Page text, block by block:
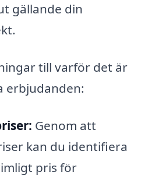
gällande din
till varför det är
erbjudanden:
Genom att
kan du identifiera
pris för